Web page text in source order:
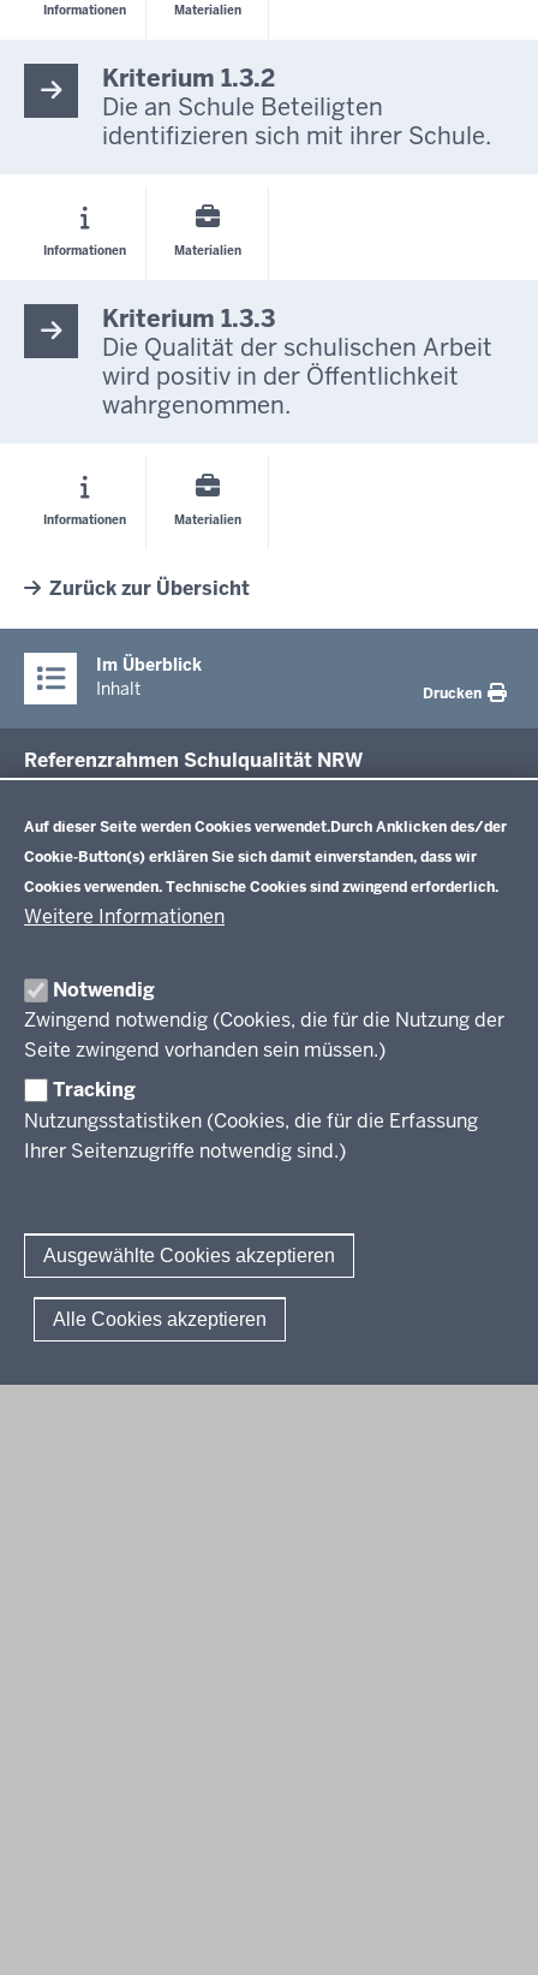
Auf dieser Seite werden Cookies verwendet.Durch Anklicken des/der
Cookie-Button(s) erklären Sie sich damit einverstanden, dass wir
Cookies verwenden. Technische Cookies sind zwingend erforderlich.
Weitere Informationen
Notwendig
Zwingend notwendig (Cookies, die für die Nutzung der
Seite zwingend vorhanden sein müssen.)
Tracking
Nutzungsstatistiken (Cookies, die für die Erfassung
Ihrer Seitenzugriffe notwendig sind.)
Ausgewählte Cookies akzeptieren
Alle Cookies akzeptieren
Informationen Materialien
Kriterium 1.3.2
Die an Schule Beteiligten
identifizieren sich mit ihrer Schule.
Informationen Materialien
Kriterium 1.3.3
Die Qualität der schulischen Arbeit
wird positiv in der Öffentlichkeit
wahrgenommen.
Informationen Materialien
Zurück zur Übersicht
Im Überblick
Inhalt
Drucken
Referenzrahmen Schulqualität NRW
Aktuelles
Online-Unterstützungsportal (OUP)
2.Lehren und Lernen
3.Schulkultur
4.Professionalisierung
6.Rahmenbedingungen und verbindliche Vorgaben
Transferformate
Materialangebot
Kontakt / Über uns
© 2026 Referenzrahmen Schulqualität
Fußzeile
Impressum Datenschutzerklärung